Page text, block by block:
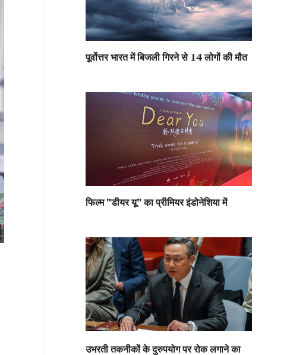
पूर्वोत्तर भारत में बिजली गिरने से 14 लोगों की मौत
फिल्म "डीयर यू" का प्रीमियर इंडोनेशिया में
उभरती तकनीकों के दुरुपयोग पर रोक लगाने का